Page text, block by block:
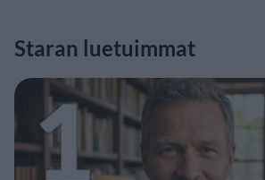
Staran luetuimmat
1